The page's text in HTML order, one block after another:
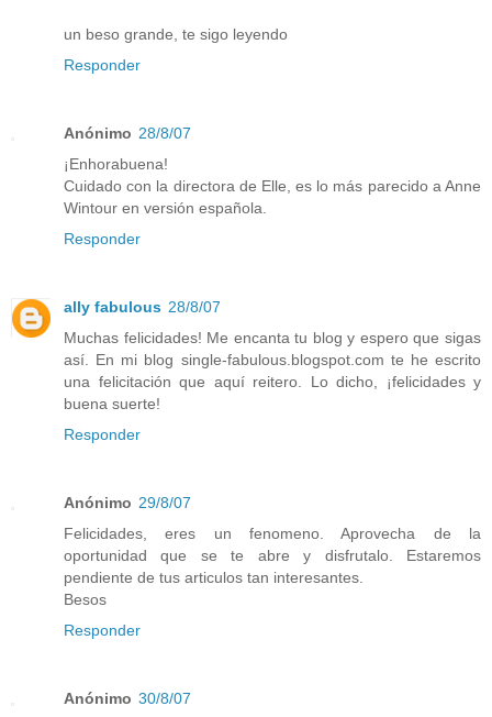
un beso grande, te sigo leyendo
Responder
Anónimo 28/8/07
¡Enhorabuena!
Cuidado con la directora de Elle, es lo más parecido a Anne
Wintour en versión española.
Responder
ally fabulous 28/8/07
Muchas felicidades! Me encanta tu blog y espero que sigas
así. En mi blog single-fabulous.blogspot.com te he escrito
una felicitación que aquí reitero. Lo dicho, ¡felicidades y
buena suerte!
Responder
Anónimo 29/8/07
Felicidades, eres un fenomeno. Aprovecha de la
oportunidad que se te abre y disfrutalo. Estaremos
pendiente de tus articulos tan interesantes.
Besos
Responder
Anónimo 30/8/07